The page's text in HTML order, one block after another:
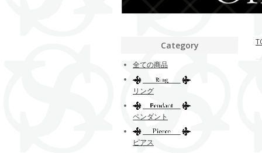
Category
全ての商品
リング
ペンダント
ピアス